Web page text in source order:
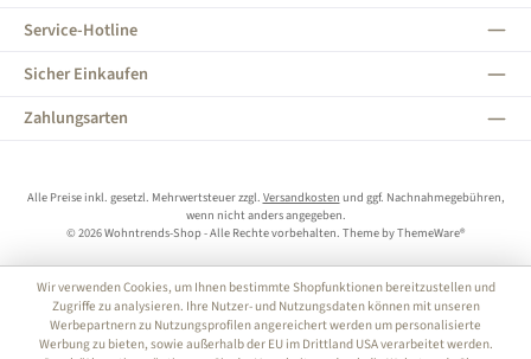
Service-Hotline
Sicher Einkaufen
Zahlungsarten
Alle Preise inkl. gesetzl. Mehrwertsteuer zzgl. Versandkosten und ggf. Nachnahmegebühren,
wenn nicht anders angegeben.
© 2026 Wohntrends-Shop - Alle Rechte vorbehalten. Theme byThemeWare®
Wir verwenden Cookies, um Ihnen bestimmte Shopfunktionen bereitzustellen und
Zugriffe zu analysieren. Ihre Nutzer- und Nutzungsdaten können mit unseren
Werbepartnern zu Nutzungsprofilen angereichert werden um personalisierte
Werbung zu bieten, sowie außerhalb der EU im Drittland USA verarbeitet werden.